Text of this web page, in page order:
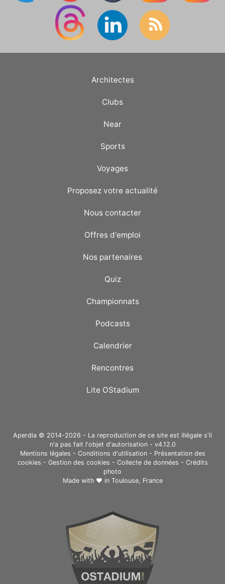
Architectes
Clubs
Near
Sports
Voyages
Proposez votre actualité
Nous contacter
Offres d'emploi
Nos partenaires
Quiz
Championnats
Podcasts
Calendrier
Rencontres
Lite OStadium
Aperdia © 2014-2026 - La reproduction de ce site est illégale s'il
n'a pas fait l'objet d'autorisation - v4.12.0
Mentions légales - Conditions d'utilisation- Présentation des
cookies - Gestion des cookies - Collecte de données - Crédits
photo
Made with ❤ in Toulouse, France